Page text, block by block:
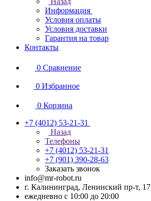
Информация
Условия оплаты
Условия доставки
Гарантия на товар
Контакты
0 Сравнение
0 Избранное
0 Корзина
+7 (4012) 53-21-31
Назад
Телефоны
+7 (4012) 53-21-31
+7 (901) 390-28-63
Заказать звонок
info@mr-robot.ru
г. Калининград, Ленинский пр-т, 17
ежедневно с 10:00 до 20:00